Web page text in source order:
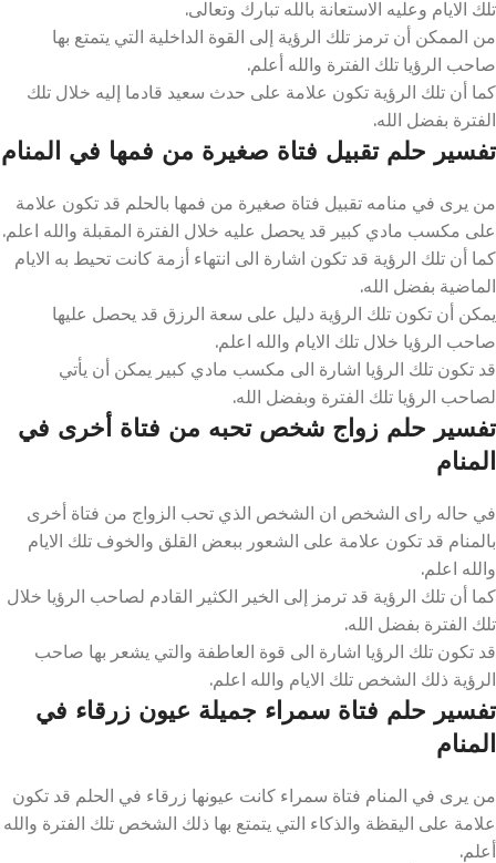
تلك الايام وعليه الاستعانة بالله تبارك وتعالى.
من الممكن أن ترمز تلك الرؤية إلى القوة الداخلية التي يتمتع بها
صاحب الرؤيا تلك الفترة والله أعلم.
كما أن تلك الرؤية تكون علامة على حدث سعيد قادما إليه خلال تلك
الفترة بفضل الله.
تفسير حلم تقبيل فتاة صغيرة من فمها في المنام
من يرى في منامه تقبيل فتاة صغيرة من فمها بالحلم قد تكون علامة
على مكسب مادي كبير قد يحصل عليه خلال الفترة المقبلة والله اعلم.
كما أن تلك الرؤية قد تكون اشارة الى انتهاء أزمة كانت تحيط به الايام
الماضية بفضل الله.
يمكن أن تكون تلك الرؤية دليل على سعة الرزق قد يحصل عليها
صاحب الرؤيا خلال تلك الايام والله اعلم.
قد تكون تلك الرؤيا اشارة الى مكسب مادي كبير يمكن أن يأتي
لصاحب الرؤيا تلك الفترة وبفضل الله.
تفسير حلم زواج شخص تحبه من فتاة أخرى في
المنام
في حاله راى الشخص ان الشخص الذي تحب الزواج من فتاة أخرى
بالمنام قد تكون علامة على الشعور ببعض القلق والخوف تلك الايام
والله اعلم.
كما أن تلك الرؤية قد ترمز إلى الخير الكثير القادم لصاحب الرؤيا خلال
تلك الفترة بفضل الله.
قد تكون تلك الرؤيا اشارة الى قوة العاطفة والتي يشعر بها صاحب
الرؤية ذلك الشخص تلك الايام والله اعلم.
تفسير حلم فتاة سمراء جميلة عيون زرقاء في
المنام
من يرى في المنام فتاة سمراء كانت عيونها زرقاء في الحلم قد تكون
علامة على اليقظة والذكاء التي يتمتع بها ذلك الشخص تلك الفترة والله
أعلم.